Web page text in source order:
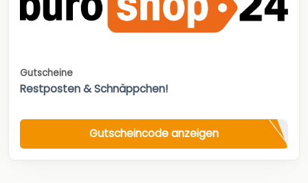
Gutscheine
Restposten & Schnäppchen!
Gutscheincode anzeigen